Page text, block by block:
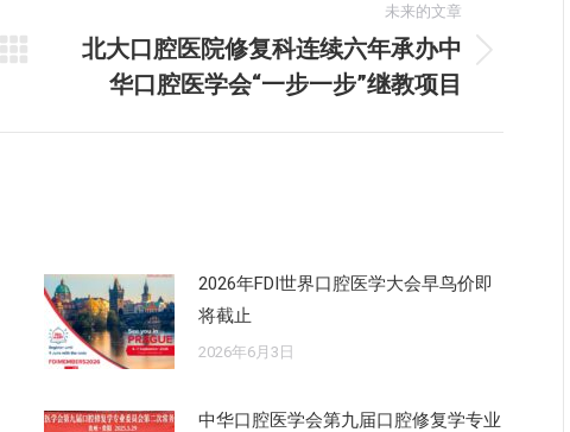
未来的文章
的
北大口腔医院修复科连续六年承办中
华口腔医学会“一步一步”继教项目
2026年FDI世界口腔医学大会早鸟价即
将截止
2026年6月3日
中华口腔医学会第九届口腔修复学专业